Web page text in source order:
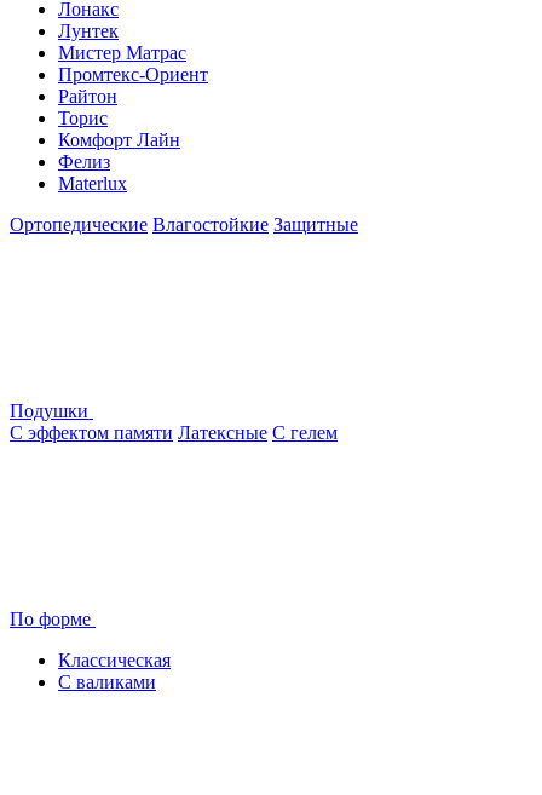
Лонакс
Лунтек
Мистер Матрас
Промтекс-Ориент
Райтон
Торис
Комфорт Лайн
Фелиз
Materlux
Ортопедические Влагостойкие Защитные
Подушки
С эффектом памяти Латексные С гелем
По форме
Классическая
С валиками